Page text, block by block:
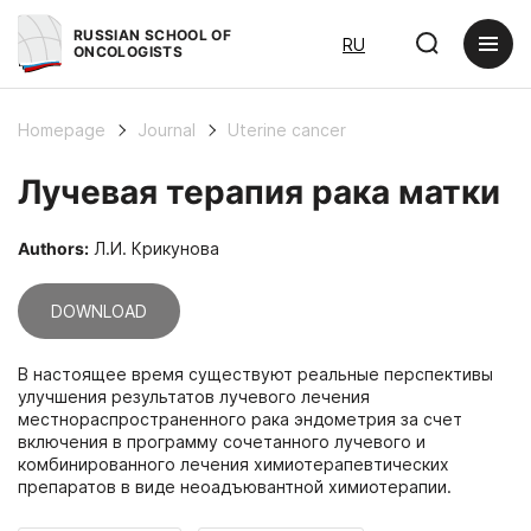
RUSSIAN SCHOOL OF
ONCOLOGISTS
RU
Homepage Journal Uterine cancer
Лучевая терапия рака матки
Authors: Л.И. Крикунова
DOWNLOAD
В настоящее время существуют реальные перспективы
улучшения результатов лучевого лечения
местнораспространенного рака эндометрия за счет
включения в программу сочетанного лучевого и
комбинированного лечения химиотерапевтических
препаратов в виде неоадъювантной химиотерапии.